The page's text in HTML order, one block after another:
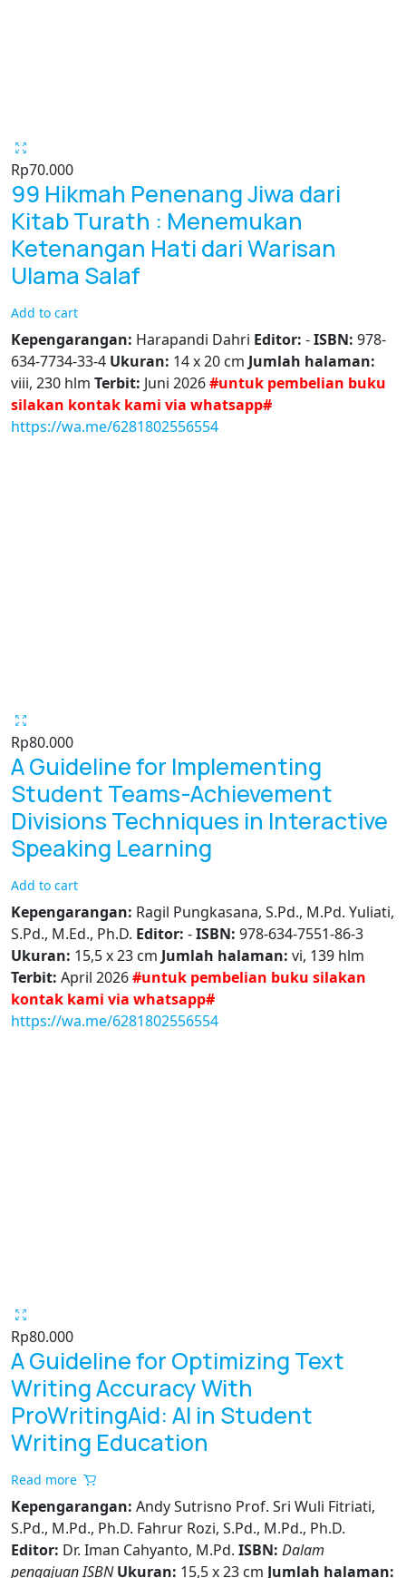
Rp70.000
99 Hikmah Penenang Jiwa dari
Kitab Turath : Menemukan
Ketenangan Hati dari Warisan
Ulama Salaf
Add to cart
Kepengarangan: Harapandi Dahri Editor: -ISBN: 978-
634-7734-33-4 Ukuran: 14 x 20 cm Jumlah halaman:
viii, 230 hlm Terbit: Juni 2026#untuk pembelian buku
silakan kontak kami via whatsapp#
https://wa.me/6281802556554
Rp80.000
A Guideline for Implementing
Student Teams-Achievement
Divisions Techniques in Interactive
Speaking Learning
Add to cart
Kepengarangan: Ragil Pungkasana, S.Pd., M.Pd. Yuliati,
S.Pd., M.Ed., Ph.D. Editor: -ISBN: 978-634-7551-86-3
Ukuran: 15,5 x 23 cm Jumlah halaman: vi, 139 hlm
Terbit: April 2026#untuk pembelian buku silakan
kontak kami via whatsapp#
https://wa.me/6281802556554
Rp80.000
A Guideline for Optimizing Text
Writing Accuracy With
ProWritingAid: AI in Student
Writing Education
Read more
Kepengarangan: Andy Sutrisno Prof. Sri Wuli Fitriati,
S.Pd., M.Pd., Ph.D. Fahrur Rozi, S.Pd., M.Pd., Ph.D.
Editor: Dr. Iman Cahyanto, M.Pd. ISBN: Dalam
pengajuan ISBN Ukuran: 15,5 x 23 cm Jumlah halaman: